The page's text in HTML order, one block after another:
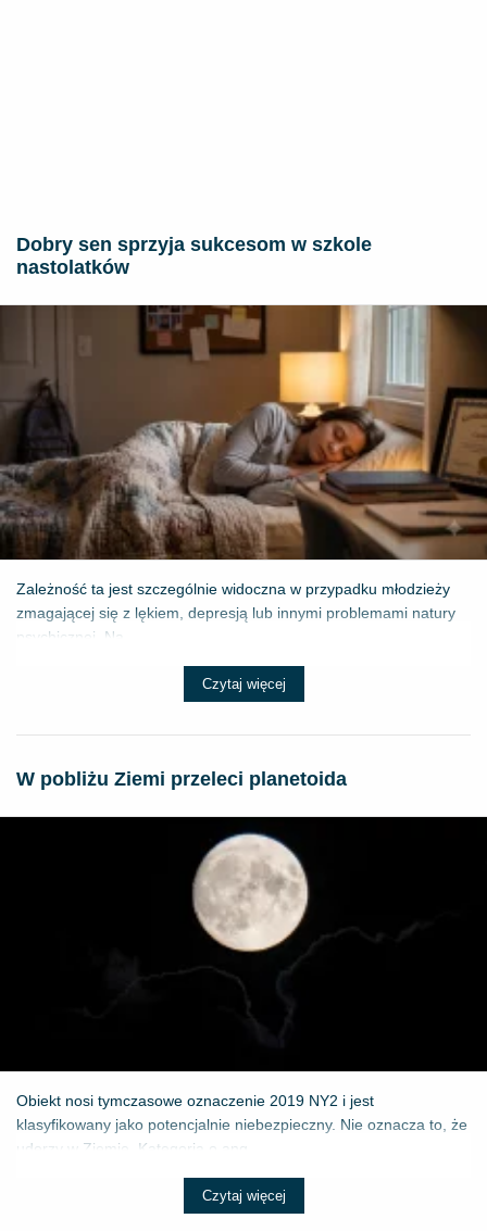
Dobry sen sprzyja sukcesom w szkole
nastolatków
Zależność ta jest szczególnie widoczna w przypadku młodzieży
zmagającej się z lękiem, depresją lub innymi problemami natury
psychicznej. Na...
Czytaj więcej
W pobliżu Ziemi przeleci planetoida
Obiekt nosi tymczasowe oznaczenie 2019 NY2 i jest
klasyfikowany jako potencjalnie niebezpieczny. Nie oznacza to, że
uderzy w Ziemię. Kategoria o ang...
Czytaj więcej